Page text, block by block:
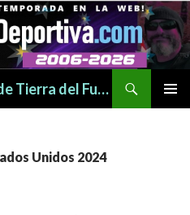
LaBestiaDeportiva.com, de Tierra del Fuego para todo el mundo
Unidos 2024